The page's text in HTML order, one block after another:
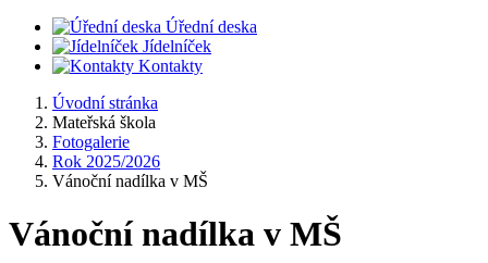
Úřední deska
Jídelníček
Kontakty
Úvodní stránka
Mateřská škola
Fotogalerie
Rok 2025/2026
Vánoční nadílka v MŠ
Vánoční nadílka v MŠ